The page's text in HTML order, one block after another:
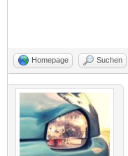
Homepage Suchen